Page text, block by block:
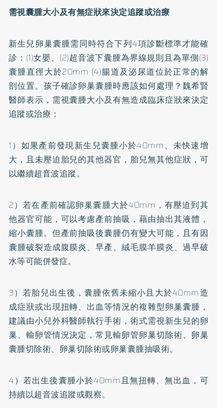
需視囊腫大小及有無症狀來決定追蹤或治療
新生兒卵巢囊腫需同時符合下列4項診斷標準才能確
診：(1)女嬰、(2)超音波下囊腫為界線規則且為單側(3)
囊腫直徑大於20mm (4)腸道及泌尿道位於正常的解
剖位置。孩子確診卵巢囊腫時應該如何處理？魏希賢
醫師表示，需視囊腫大小及有無造成臨床症狀來決定
追蹤或治療：
1）如果產前發現新生兒囊腫小於40mm、未快速增
大，且未壓迫胎兒的其他器官，胎兒無其他症狀，可
以繼續超音波追蹤。
2）若在產前確認卵巢囊腫大於40mm，有壓迫到其
他器官可能，可以考慮產前抽吸，藉由抽出其液體，
縮小囊腫。但產前抽吸後囊腫仍有變大可能，且有因
囊腫破裂造成腹膜炎、早產、絨毛膜羊膜炎、過早破
水等可能併發症。
3）若胎兒出生後，囊腫依舊未縮小且大於40mm造
成症狀或出現扭轉、出血等情況的複雜型卵巢囊腫，
建議由小兒外科醫師執行手術，術式需視新生兒的卵
巢、輸卵管情況決定，常見輸卵管卵巢切除術、卵巢
囊腫切除術、卵巢切除術或卵巢囊腫抽吸術。
4）若出生後囊腫小於40mm且無扭轉、無出血，可
持續以超音波追蹤或觀察。